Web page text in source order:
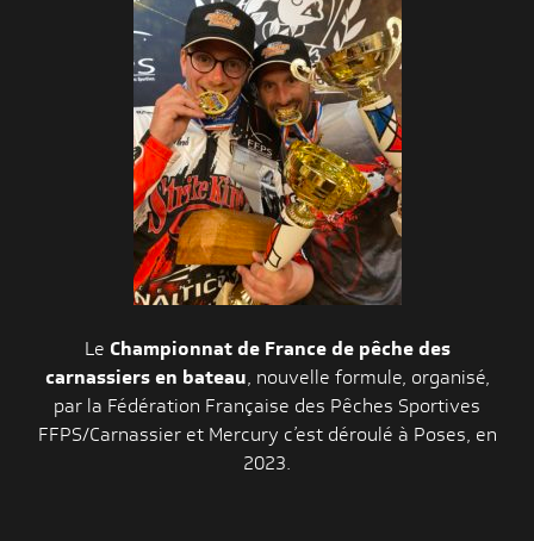
Le Championnat de France de pêche des
carnassiers en bateau, nouvelle formule, organisé,
par la Fédération Française des Pêches Sportives
FFPS/Carnassier et Mercury c’est déroulé à Poses, en
2023.